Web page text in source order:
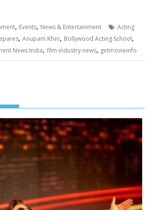
, Events, News & Entertainment
Acting
,Anupam Kher, Bollywood Acting School,
News India,film industry news, getmovieinfo